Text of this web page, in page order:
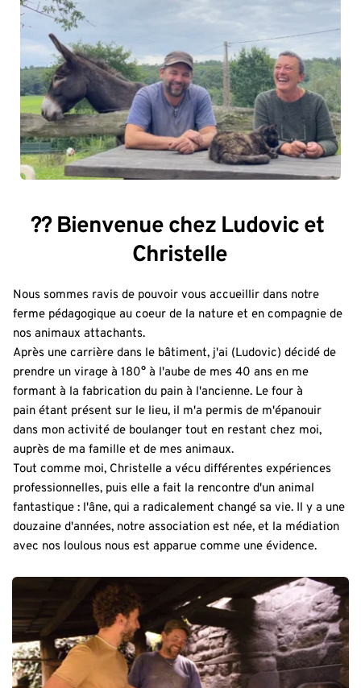
?? Bienvenue chez Ludovic et
Christelle
Nous sommes ravis de pouvoir vous accueillir dans notre
ferme pédagogique au coeur de la nature et en compagnie de
nos animaux attachants.
Après une carrière dans le bâtiment, j'ai (Ludovic) décidé de
prendre un virage à 180° à l'aube de mes 40 ans en me
formant à la fabrication du pain à l'ancienne. Le four à
pain étant présent sur le lieu, il m'a permis de m'épanouir
dans mon activité de boulanger tout en restant chez moi,
auprès de ma famille et de mes animaux.
Tout comme moi, Christelle a vécu différentes expériences
professionnelles, puis elle a fait la rencontre d'un animal
fantastique : l'âne, qui a radicalement changé sa vie. Il y a une
douzaine d'années, notre association est née, et la médiation
avec nos loulous nous est apparue comme une évidence.